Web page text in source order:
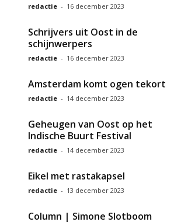
redactie - 16 december 2023
Schrijvers uit Oost in de
schijnwerpers
redactie - 16 december 2023
Amsterdam komt ogen tekort
redactie - 14 december 2023
Geheugen van Oost op het
Indische Buurt Festival
redactie - 14 december 2023
Eikel met rastakapsel
redactie - 13 december 2023
Column | Simone Slotboom